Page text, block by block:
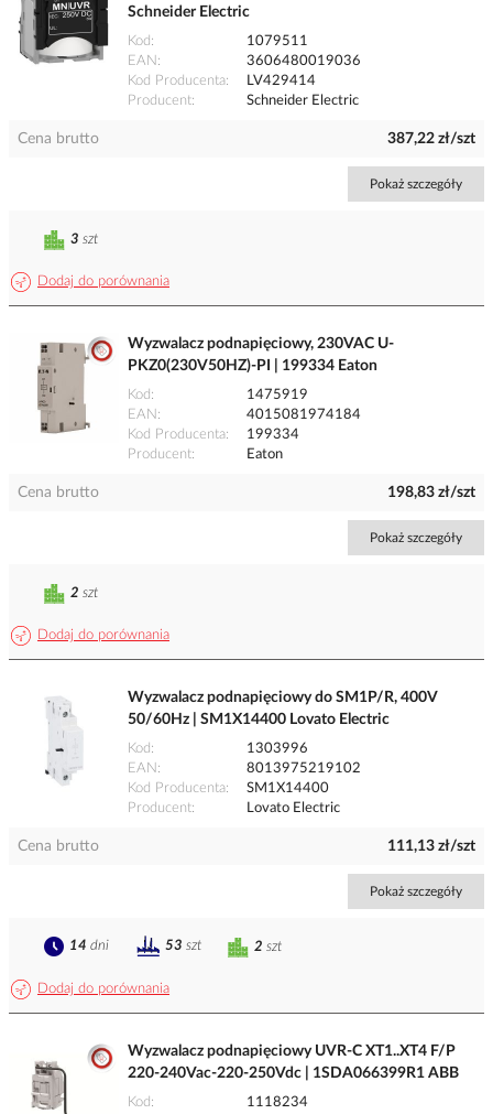
Schneider Electric
Kod
1079511
EAN
3606480019036
Kod Producenta
LV429414
Producent
Schneider Electric
Cena brutto 387,22 zł/szt
Pokaż szczegóły
Dodaj do porównania
3 szt
Wyzwalacz podnapięciowy, 230VAC U-
PKZ0(230V50HZ)-PI | 199334 Eaton
Kod
1475919
EAN
4015081974184
Kod Producenta
199334
Producent
Eaton
Cena brutto 198,83 zł/szt
Pokaż szczegóły
Dodaj do porównania
2 szt
Wyzwalacz podnapięciowy do SM1P/R, 400V
50/60Hz | SM1X14400 Lovato Electric
Kod
1303996
EAN
8013975219102
Kod Producenta
SM1X14400
Producent
Lovato Electric
Cena brutto 111,13 zł/szt
Pokaż szczegóły
Dodaj do porównania
2 szt
14 dni 53 szt
Wyzwalacz podnapięciowy UVR-C XT1..XT4 F/P
220-240Vac-220-250Vdc | 1SDA066399R1 ABB
Kod
1118234